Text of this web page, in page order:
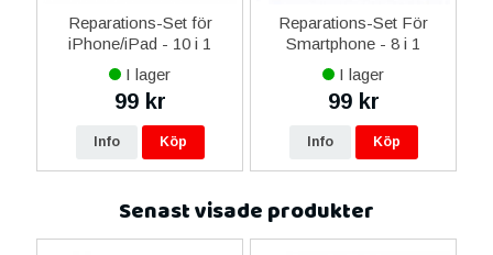
Reparations-Set för
iPhone/iPad - 10 i 1
I lager
99 kr
Info Köp
Reparations-Set För
Smartphone - 8 i 1
I lager
99 kr
Info Köp
Senast visade produkter